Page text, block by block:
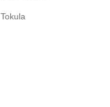
Tokula